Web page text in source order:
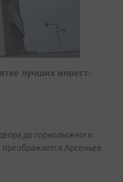
лучших инвест-
до горнолыжного
преображается Арсеньев